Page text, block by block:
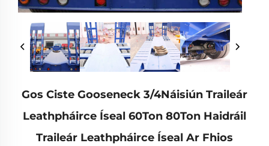
Gos Ciste Gooseneck 3/4Náisiún Traileár
Leathpháirce Íseal 60Ton 80Ton Haidráil
Traileár Leathpháirce Íseal Ar Fhios